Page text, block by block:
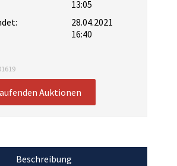
13:05
28.04.2021
16:40
Auktionen
Beschreibung